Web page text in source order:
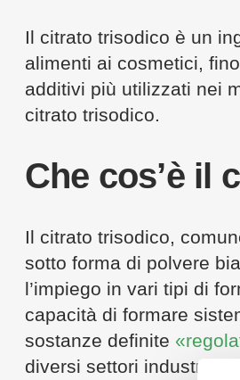
Il citrato trisodico è un
alimenti ai cosmetici,
additivi più utilizzati nei
citrato trisodico.
Che cos’è il
Il citrato trisodico,
sotto forma di polvere
l’impiego in vari tipi di
capacità di formare
sostanze definite
diversi settori industriali.